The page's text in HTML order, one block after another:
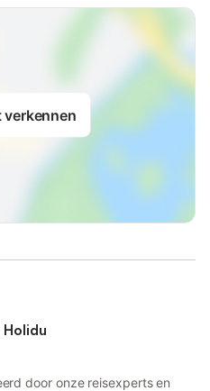
verkennen
door onze reisexperts en